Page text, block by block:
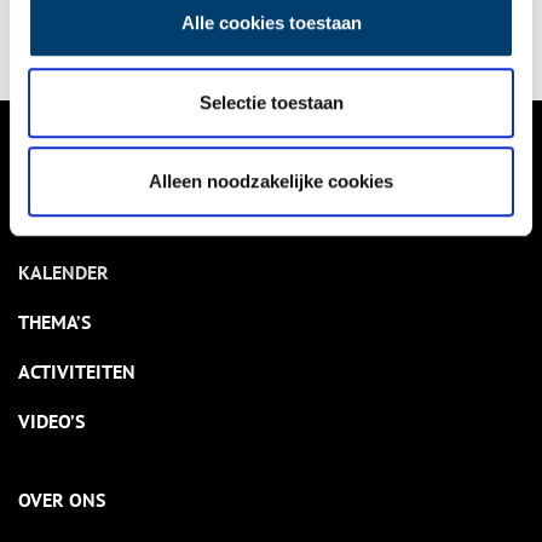
Alle cookies toestaan
Selectie toestaan
Alleen noodzakelijke cookies
NIEUWS
KALENDER
THEMA’S
ACTIVITEITEN
VIDEO’S
OVER ONS